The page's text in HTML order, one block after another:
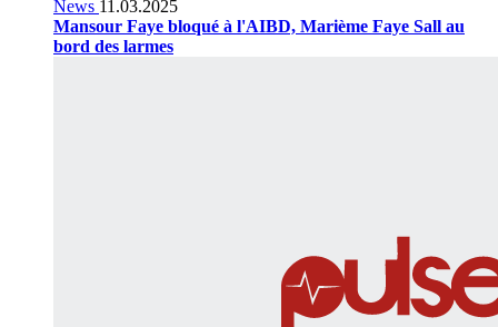
News 11.03.2025
Mansour Faye bloqué à l'AIBD, Marième Faye Sall au
bord des larmes